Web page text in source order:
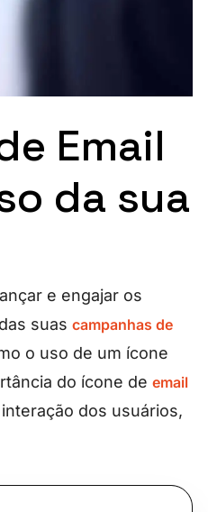
Email
da sua
e engajar os
suas campanhas de
o uso de um ícone
do ícone de email
dos usuários,